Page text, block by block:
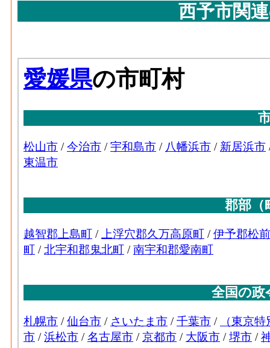
う工場、製作所、製造所あるいは加工所の
プラスチック･現金給与総額[百万円](2016)
業 の'事業に従事する者の人件費及び派遣
への支払額
プラスチック･原材料、燃料、電力使用等
チック製品製造業 の燃料費と電力も含む
プラスチック･製造品出荷額等[百万円
プラスチック･粗付加価値額[百万円](2016)
プラスチック･有形固定資産年末現在高[百
ク製品製造業 の従業者10人以上事業所に
：ゴム製品製造業 の
製造所あるいは加工所の数
ゴム･従業者数[人](2016)：ゴム製品製造業
西予市関